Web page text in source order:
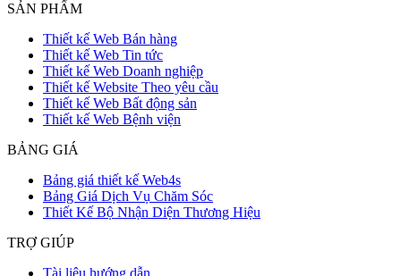
SẢN PHẨM
Thiết kế Web Bán hàng
Thiết kế Web Tin tức
Thiết kế Web Doanh nghiệp
Thiết kế Website Theo yêu cầu
Thiết kế Web Bất động sản
Thiết kế Web Bệnh viện
BẢNG GIÁ
Bảng giá thiết kế Web4s
Bảng Giá Dịch Vụ Chăm Sóc
Thiết Kế Bộ Nhận Diện Thương Hiệu
TRỢ GIÚP